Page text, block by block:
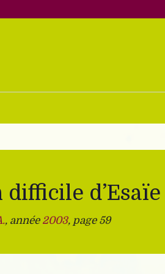
d’Esaïe
, année 2003, page 59